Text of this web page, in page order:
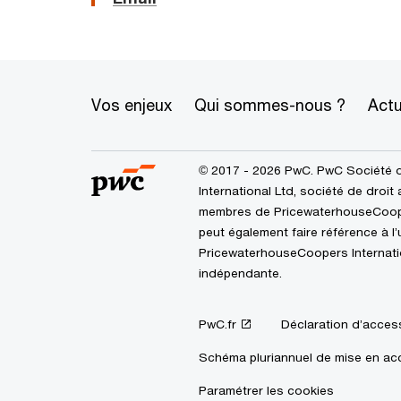
Vos enjeux Qui sommes-nous ?
© 2017 - 2026 PwC. PwC Société
International Ltd, société de droit
membres de
peut également faire référence à
PricewaterhouseCoopers
indépendante.
PwC.fr Déclaration
Schéma pluriannuel de mise en
Paramétrer les cookies